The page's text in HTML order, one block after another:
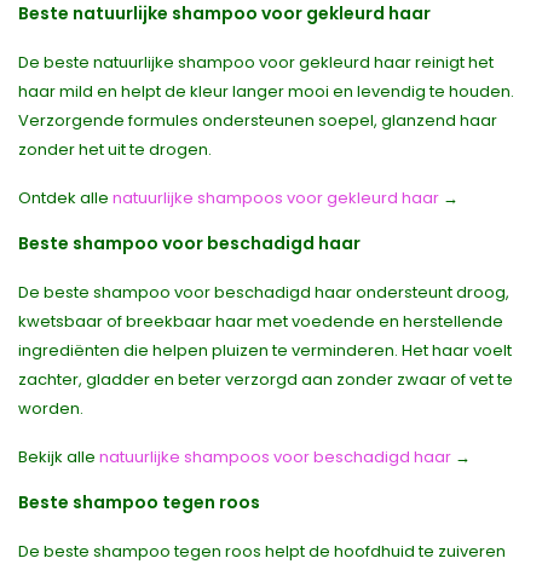
Beste natuurlijke shampoo voor gekleurd haar
De beste natuurlijke shampoo voor gekleurd haar reinigt het
haar mild en helpt de kleur langer mooi en levendig te houden.
Verzorgende formules ondersteunen soepel, glanzend haar
zonder het uit te drogen.
Ontdek alle natuurlijke shampoos voor gekleurd haar →
Beste shampoo voor beschadigd haar
De beste shampoo voor beschadigd haar ondersteunt droog,
kwetsbaar of breekbaar haar met voedende en herstellende
ingrediënten die helpen pluizen te verminderen. Het haar voelt
zachter, gladder en beter verzorgd aan zonder zwaar of vet te
worden.
Bekijk alle natuurlijke shampoos voor beschadigd haar →
Beste shampoo tegen roos
De beste shampoo tegen roos helpt de hoofdhuid te zuiveren